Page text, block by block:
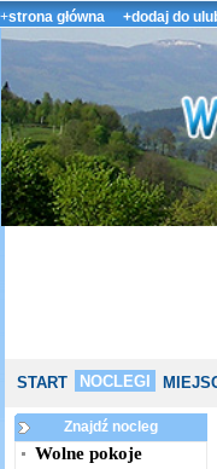
+strona główna +dodaj do
START NOCLEGI
Znajdź nocleg
Wolne pokoje